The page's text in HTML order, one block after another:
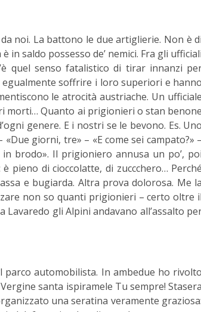
noi. La battono le due artiglierie. Non è di
in saldo possesso de’ nemici. Fra gli ufficiali
quel senso fatalistico di tirar innanzi
egualmente soffrire i loro superiori e hanno
le atrocità austriache. Un ufficiale
morti… Quanto ai prigionieri o stan benone
genere. E i nostri se le bevono. Es. Uno
giorni, tre» – «E come sei campato?» –
brodo». Il prigioniero annusa un po’, poi
pieno di cioccolatte, di zuccchero… Perché
e bugiarda. Altra prova dolorosa. Me la
non so quanti prigionieri – certo oltre il
gli Alpini andavano all’assalto
parco automobilista. In ambedue ho rivolto
santa ispiramele Tu sempre! Stasera
una seratina veramente graziosa: